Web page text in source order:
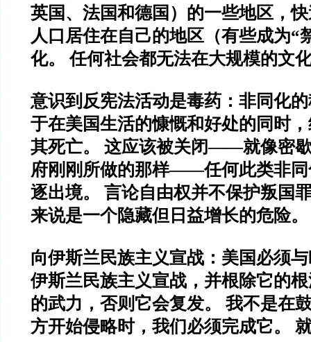
英国、法国和德国）的一些地区，
人口居住在自己的地区（有些成为“
化。 任何社会都无法在大规模的文
意识到反宪法活动是毒药：非同化
于在美国生活的慷慨和好处的同时
其死亡。 这应该被关闭——就像密
府刚刚所做的那样——任何此类非同
逐出境。 言论自由权并不保护叛国
来说是一个隐藏但日益增长的危险。
向伊斯兰民族主义宣战：美国必须
伊斯兰民族主义宣战，并根除它的
的武力，否则它会复发。 我不是在
方开始侵略时，我们必须完成它。